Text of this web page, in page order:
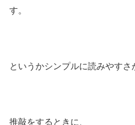
す。
というかシンプルに読みやすさ
推敲をするときに、